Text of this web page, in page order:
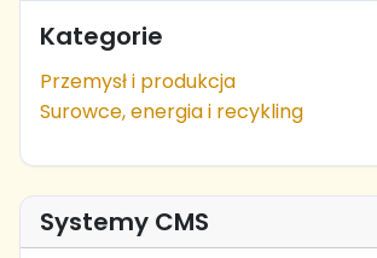
Kategorie
Przemysł i produkcja
Surowce, energia i recykling
Systemy CMS